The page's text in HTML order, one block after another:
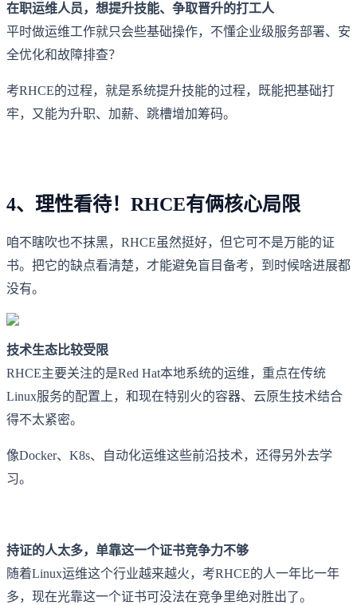
在职运维人员，想提升技能、争取晋升的打工人
平时做运维工作就只会些基础操作，不懂企业级服务部署、安
全优化和故障排查？
考RHCE的过程，就是系统提升技能的过程，既能把基础打
牢，又能为升职、加薪、跳槽增加筹码。
4、理性看待！RHCE有俩核心局限
咱不瞎吹也不抹黑，RHCE虽然挺好，但它可不是万能的证
书。把它的缺点看清楚，才能避免盲目备考，到时候啥进展都
没有。
技术生态比较受限
RHCE主要关注的是Red Hat本地系统的运维，重点在传统
Linux服务的配置上，和现在特别火的容器、云原生技术结合
得不太紧密。
像Docker、K8s、自动化运维这些前沿技术，还得另外去学
习。
持证的人太多，单靠这一个证书竞争力不够
随着Linux运维这个行业越来越火，考RHCE的人一年比一年
多，现在光靠这一个证书可没法在竞争里绝对胜出了。